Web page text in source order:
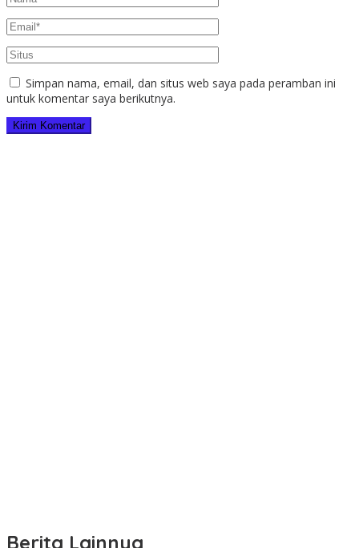
Simpan nama, email, dan situs web saya pada peramban ini
untuk komentar saya berikutnya.
Berita Lainnya